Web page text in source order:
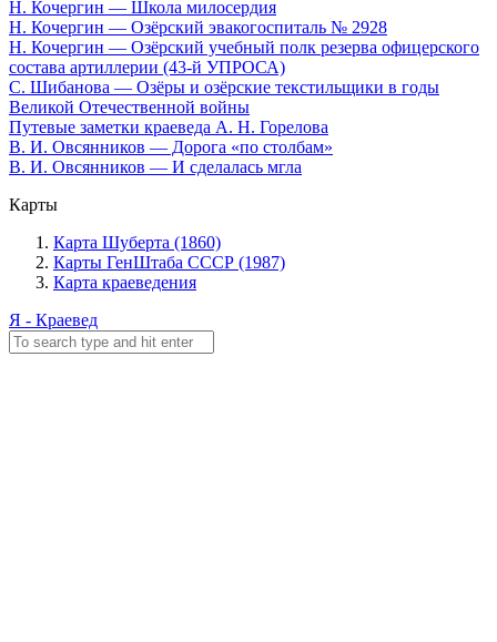
Н. Кочергин — Школа милосердия
Н. Кочергин — Озёрский эвакогоспиталь № 2928
Н. Кочергин — Озёрский учебный полк резерва офицерского
состава артиллерии (43-й УПРОСА)
С. Шибанова — Озёры и озёрские текстильщики в годы
Великой Отечественной войны
Путевые заметки краеведа А. Н. Горелова
В. И. Овсянников — Дорога «по столбам»
В. И. Овсянников — И сделалась мгла
Карты
Карта Шуберта (1860)
Карты ГенШтаба СССР (1987)
Карта краеведения
Я - Краевед